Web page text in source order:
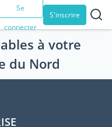
Se
connecter
S'inscrire
à votre
du Nord